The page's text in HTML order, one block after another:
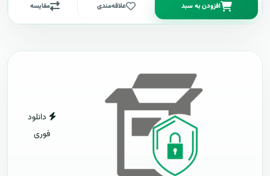
افزودن به سبد علاقه‌مندی مقایسه
دانلود
فوری